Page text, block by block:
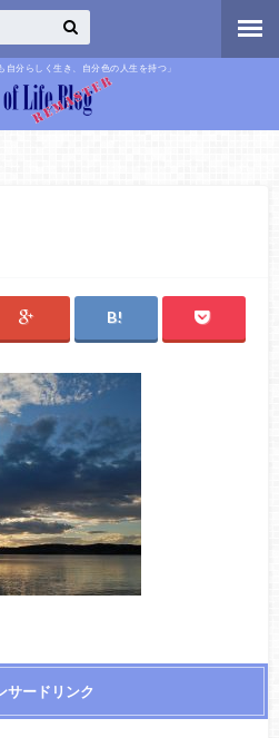
自分らしく生き、自分色の人生を持つ」
サードリンク